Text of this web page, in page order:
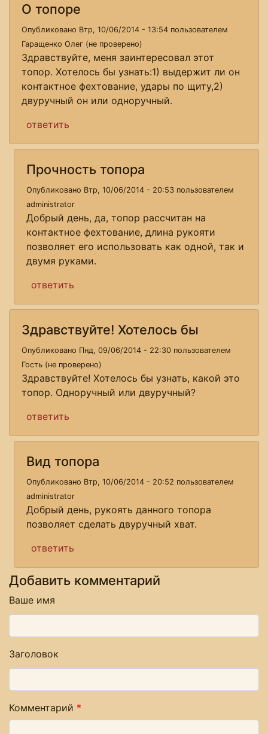
О топоре
Опубликовано Втр, 10/06/2014 - 13:54 пользователем
Гаращенко Олег (не проверено)
Здравствуйте, меня заинтересовал этот
топор. Хотелось бы узнать:1) выдержит ли он
контактное фехтование, удары по щиту,2)
двуручный он или одноручный.
ответить
Прочность топора
Опубликовано Втр, 10/06/2014 - 20:53 пользователем
administrator
Добрый день, да, топор рассчитан на
контактное фехтование, длина рукояти
позволяет его использовать как одной, так и
двумя руками.
ответить
Здравствуйте! Хотелось бы
Опубликовано Пнд, 09/06/2014 - 22:30 пользователем
Гость (не проверено)
Здравствуйте! Хотелось бы узнать, какой это
топор. Одноручный или двуручный?
ответить
Вид топора
Опубликовано Втр, 10/06/2014 - 20:52 пользователем
administrator
Добрый день, рукоять данного топора
позволяет сделать двуручный хват.
ответить
Добавить комментарий
Ваше имя
Заголовок
Комментарий *